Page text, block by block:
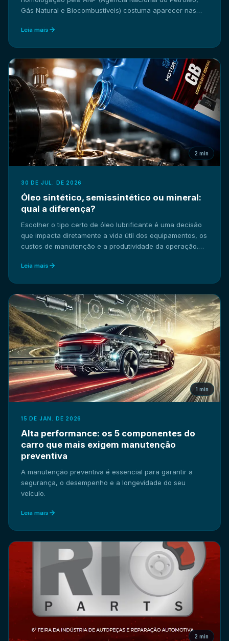
Gás Natural e Biocombustíveis) costuma aparecer nas
por que esse selo é tão importante na hora da compra.
escolha do seu fornecedor.
Leia mais
2 min
30 DE JUL. DE 2026
Óleo sintético, semissintético ou mineral:
qual a diferença?
Escolher o tipo certo de óleo lubrificante é uma decisão
que impacta diretamente a vida útil dos equipamentos, os
custos de manutenção e a produtividade da operação.
manutenção e compradores industriais esbarram na
explicamos as diferenças técnicas entre essas três
categorias e ajudamos você a entender qual delas faz
mais sentido para a sua aplicação.
Leia mais
1 min
15 DE JAN. DE 2026
Alta performance: os 5 componentes do
carro que mais exigem manutenção
preventiva
A manutenção preventiva é essencial para garantir a
segurança, o desempenho e a longevidade do seu
veículo.
Leia mais
2 min